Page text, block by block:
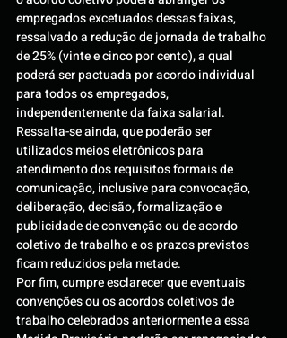
empregados excetuados dessas faixas,
ressalvado a redução de jornada de trabalho
de 25% (vinte e cinco por cento), a qual
poderá ser pactuada por acordo individual
para todos os empregados,
independentemente da faixa salarial.
Ressalta-se ainda, que poderão ser
utilizados meios eletrônicos para
atendimento dos requisitos formais de
comunicação, inclusive para convocação,
deliberação, decisão, formalização e
publicidade de convenção ou de acordo
coletivo de trabalho e os prazos previstos
ficam reduzidos pela metade.
Por fim, cumpre esclarecer que eventuais
convenções ou os acordos coletivos de
trabalho celebrados anteriormente a essa